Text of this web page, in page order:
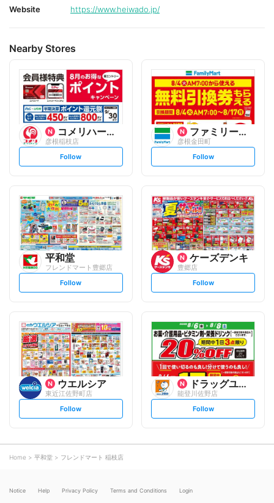
Website https://www.heiwado.jp/
Nearby Stores
コメリハード&グリーン
彦根稲枝店
s
t
l
o
w
Follow
ファミリーマート
彦根金田町
s
t
l
o
w
Follow
平和堂
フレンドマート豊郷店
s
t
l
o
w
Follow
ケーズデンキ
豊郷店
s
t
l
o
w
Follow
ウエルシア
東近江佐野町店
s
t
o
w
Follow
ドラッグユタカ
能登川佐野店
s
t
Follow
Home 平和堂 フレンドマート 稲枝店
Notice Help Privacy Policy Terms and Conditions Login